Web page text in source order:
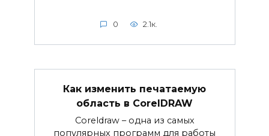
0 2.1к.
Как изменить печатаемую
область в CorelDRAW
Coreldraw – одна из самых
популярных программ для работы